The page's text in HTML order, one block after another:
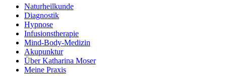
Naturheilkunde
Diagnostik
Hypnose
Infusionstherapie
Mind-Body-Medizin
Akupunktur
Über Katharina Moser
Meine Praxis